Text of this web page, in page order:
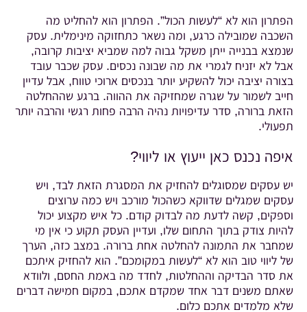
הפתרון הוא לא “לעשות הכול”. הפתרון הוא להחליט מה
השכבה שמובילה כרגע, ומה נשאר כתחזוקה מינימלית. עסק
שנמצא בבנייה ייתן משקל גבוה למה שמביא יציבות קרובה,
אבל לא יזניח לגמרי את מה שבונה נכסים. עסק שכבר עובד
בצורה יציבה יכול להשקיע יותר בנכסים ארוכי טווח, אבל עדיין
חייב לשמור על שגרה שמחזיקה את ההווה. ברגע שההחלטה
הזאת ברורה, סדר עדיפויות נהיה הרבה פחות רגשי והרבה יותר
תפעולי.
איפה נכנס כאן ייעוץ או ליווי?
יש עסקים שמסוגלים להחזיק את המסגרת הזאת לבד, ויש
עסקים שמגלים שדווקא כשהכול מורכב ויש כמה ערוצים
וספקים, קשה לדעת מה לבדוק קודם. כל איש מקצוע יכול
להיות צודק בתוך התחום שלו, ועדיין העסק תקוע כי אין מי
שמחבר את התמונה להחלטה אחת ברורה. במצב כזה, הערך
של ליווי טוב הוא לא “לעשות במקומכם”. הוא להחזיק איתכם
את סדר הבדיקה וההחלטות, לחדד מה באמת החסם, ולוודא
שאתם משנים דבר אחד שמקדם אתכם, במקום חמישה דברים
שלא מלמדים אתכם כלום.